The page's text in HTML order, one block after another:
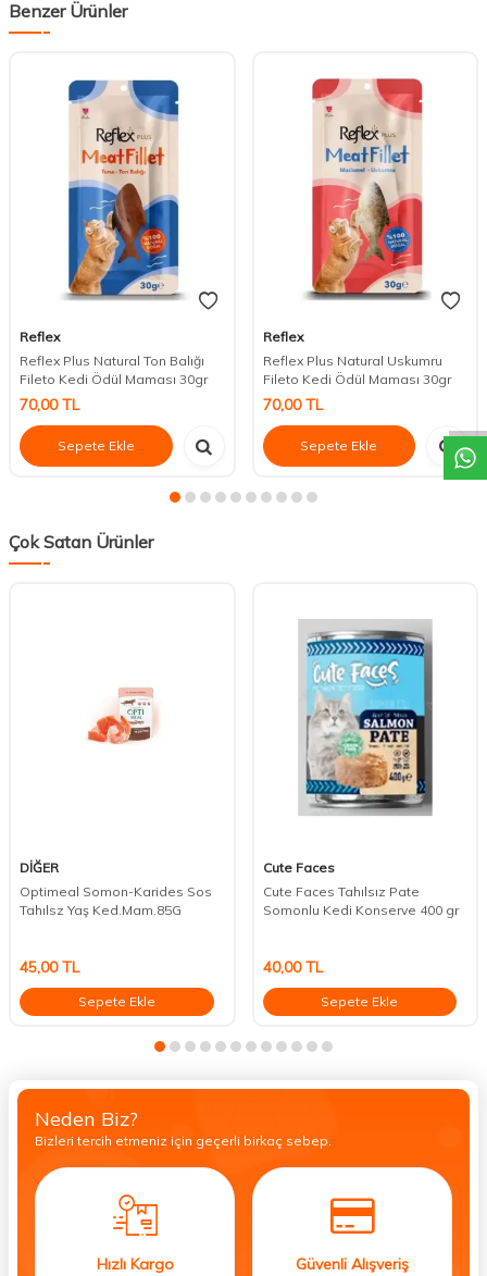
Benzer Ürünler
Reflex
Reflex Plus Natural Ton Balığı
Fileto Kedi Ödül Maması 30gr
70,00TL
Sepete Ekle
Reflex
Reflex Plus Natural Uskumru
Fileto Kedi Ödül Maması 30gr
70,00TL
Sepete Ekle
Çok Satan Ürünler
DİĞER
Optimeal Somon-Karides Sos
Tahılsz Yaş Ked.Mam.85G
45,00TL
Sepete Ekle
Cute Faces
Cute Faces Tahılsız Pate
Somonlu Kedi Konserve 400 gr
40,00TL
Sepete Ekle
Neden Biz?
Bizleri tercih etmeniz için geçerli birkaç sebep.
Hızlı Kargo Güvenli Alışveriş